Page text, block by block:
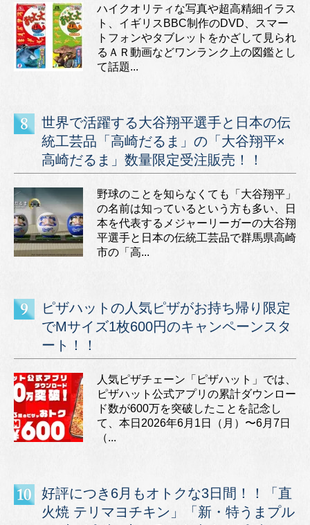
ハイクオリティな写真や超高精細イラス
ト、イギリスBBC制作のDVD、スマー
トフォンやタブレットをかざして見られ
るＡＲ動画などワンランク上の図鑑とし
て話題...
世界で活躍する大谷翔平選手と日本の伝
統工芸品「高崎だるま」の「大谷翔平×
高崎だるま」数量限定受注販売！！
野球のことを知らなくても「大谷翔平」
の名前は知っているという方も多い、日
本を代表するメジャーリーガーの大谷翔
平選手と日本の伝統工芸品で群馬県高崎
市の「高...
ピザハットの人気ピザがお持ち帰り限定
でMサイズ1枚600円のキャンペーンスタ
ート！！
人気ピザチェーン「ピザハット」では、
ピザハット公式アプリの累計ダウンロー
ド数が600万を突破したことを記念し
て、本日2026年6月1日（月）〜6月7日
（...
好評につき6月もオトクな3日間！！「直
火焼 テリマヨチキン」「新・特うまプル